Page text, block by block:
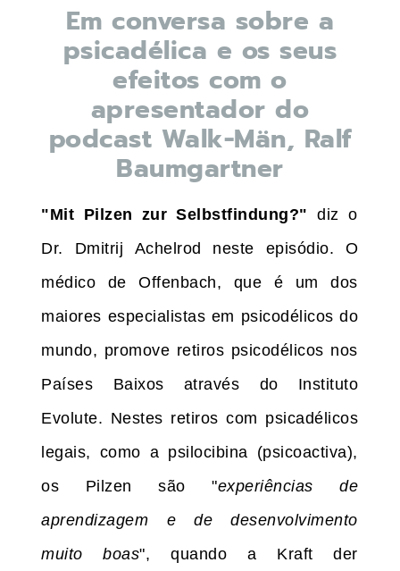
Em conversa sobre a
psicadélica e os seus
efeitos com o
apresentador do
podcast Walk-Män, Ralf
Baumgartner
"Mit Pilzen zur Selbstfindung?" diz o
Dr. Dmitrij Achelrod neste episódio. O
médico de Offenbach, que é um dos
maiores especialistas em psicodélicos do
mundo, promove retiros psicodélicos nos
Países Baixos através do Instituto
Evolute. Nestes retiros com psicadélicos
legais, como a psilocibina (psicoactiva),
os Pilzen são "experiências de
aprendizagem e de desenvolvimento
muito boas", quando a Kraft der